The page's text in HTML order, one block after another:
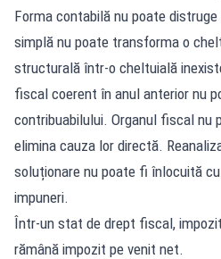
Forma contabilă nu poate
simplă nu poate transforma o
structurală într-o cheltuială
fiscal coerent în anul anterior nu
contribuabilului. Organul fiscal nu
elimina cauza lor directă.
soluționare nu poate fi înlocuită
impuneri.
Într-un stat de drept fiscal,
rămână impozit pe venit net.